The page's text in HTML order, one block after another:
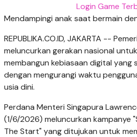
Login Game
Mendampingi anak saat bermain
REPUBLIKA.CO.ID, JAKARTA --
meluncurkan gerakan nasional
membangun kebiasaan digital yang
dengan mengurangi waktu
usia dini.
Perdana Menteri Singapura
(1/6/2026) meluncurkan kampanye
The Start" yang ditujukan untuk